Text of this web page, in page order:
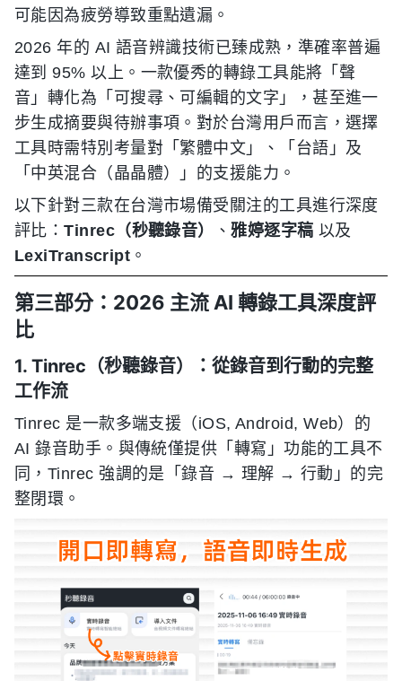
可能因為疲勞導致重點遺漏。
2026 年的 AI 語音辨識技術已臻成熟，準確率普遍
達到 95% 以上。一款優秀的轉錄工具能將「聲
音」轉化為「可搜尋、可編輯的文字」，甚至進一
步生成摘要與待辦事項。對於台灣用戶而言，選擇
工具時需特別考量對「繁體中文」、「台語」及
「中英混合（晶晶體）」的支援能力。
以下針對三款在台灣市場備受關注的工具進行深度
評比：Tinrec（秒聽錄音） 、雅婷逐字稿 以及
LexiTranscript 。
第三部分：2026 主流 AI 轉錄工具深度評
比
1. Tinrec（秒聽錄音）：從錄音到行動的完整
工作流
Tinrec 是一款多端支援（iOS, Android, Web）的
AI 錄音助手。與傳統僅提供「轉寫」功能的工具不
同，Tinrec 強調的是「錄音 → 理解 → 行動」的完
整閉環。